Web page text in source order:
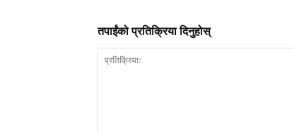
तपाईंको प्रतिक्रिया दिनुहोस्